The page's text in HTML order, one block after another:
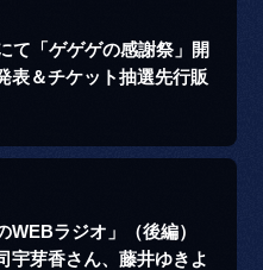
て「ゲゲゲの感謝祭」開
表＆チケット抽選先行販
WEBラジオ」（後編）
宇芽香さん、藤井ゆきよ